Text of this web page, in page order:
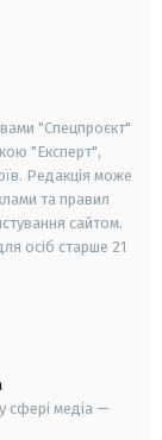
"Спецпроєкт"
"Експерт",
Редакція може
та правил
сайтом.
осіб старше 21
сфері медіа —